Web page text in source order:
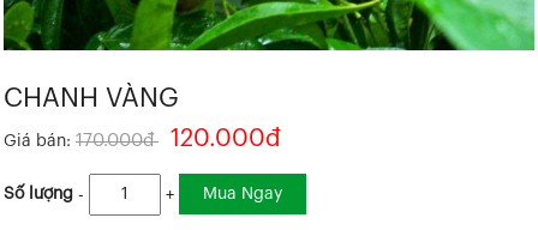
CHANH VÀNG
Giá bán: 170.000đ 120.000đ
Số lượng - + Mua Ngay